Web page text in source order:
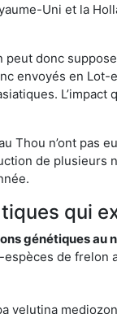
Uni et la
peut donc
envoyés en Lot-
L’impact
Thou n’ont pas
de plusieurs
qui
génétiques au
de frelon
velutina